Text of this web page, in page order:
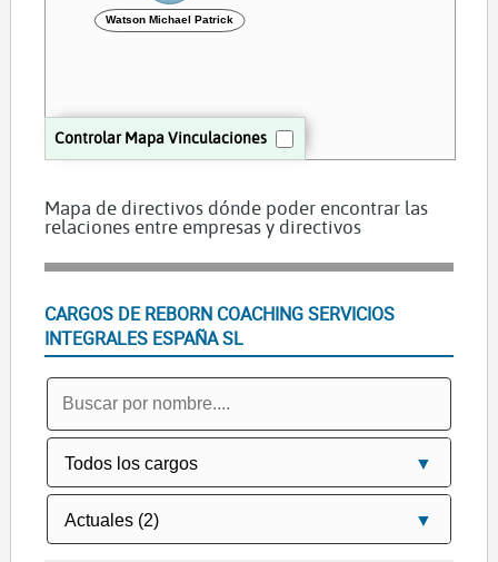
Controlar Mapa Vinculaciones
Watson Michael Patrick
Mapa de directivos dónde poder encontrar las
relaciones entre empresas y directivos
CARGOS DE REBORN COACHING SERVICIOS
INTEGRALES ESPAÑA SL